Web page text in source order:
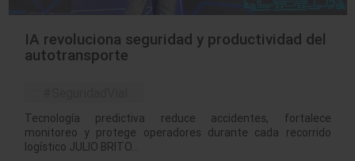
IA revoluciona seguridad y productividad del
autotransporte
Tecnología predictiva reduce accidentes, fortalece
monitoreo y protege operadores durante cada recorrido
logístico JULIO BRITO…